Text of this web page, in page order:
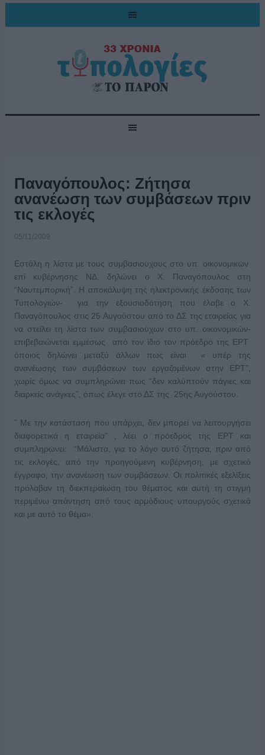
Παναγόπουλος: Ζήτησα
ανανέωση των συμβάσεων πριν
τις εκλογές
05/11/2009
Εστάλη η λίστα με τους συμβασιούχους στο υπ. οικονομικών
επί κυβέρνησης ΝΔ, δηλώνει ο Χ. Παναγόπουλος στη
“Ναυτεμπορική”. Η αποκάλυψη της ηλεκτρονικής έκδοσης των
Τυπολογιών- για την εξουσιοδότηση που έλαβε ο Χ.
Παναγόπουλος στις 25 Αυγούστου από το ΔΣ της εταιρείας για
να στείλει τη λίστα των συμβασιούχων στο υπ. οικονομικών-
επιβεβαιώνεται εμμέσως από τον ίδιο τον πρόεδρο της ΕΡΤ
όποιος δηλώνει μεταξύ άλλων πως είναι « υπέρ της
ανανέωσης των συμβάσεων των εργαζομένων στην ΕΡΤ”,
χωρίς όμως να συμπληρώνει πως “δεν καλύπτούν πάγιες και
διαρκείς ανάγκες”, όπως έλεγε στο ΔΣ της 25ης Αυγούστου.
” Με την κατάσταση που υπάρχει, δεν μπορεί να λειτουργήσει
διαφορετικά η εταιρεία” , λέει ο πρόεδρος της ΕΡΤ και
συμπληρώνει: “Μάλιστα, για το λόγο αυτό ζήτησα, πριν από
τις εκλογές, από την προηγούμενη κυβέρνηση, με σχετικό
έγγραφο, την ανανέωση των συμβάσεων. Οι πολιτικές εξελίξεις
πρόλαβαν τη διεκπεραίωση του θέματος και αυτή τη στιγμή
περιμένω απάντηση από τους αρμόδιους υπουργούς σχετικά
και με αυτό το θέμα».